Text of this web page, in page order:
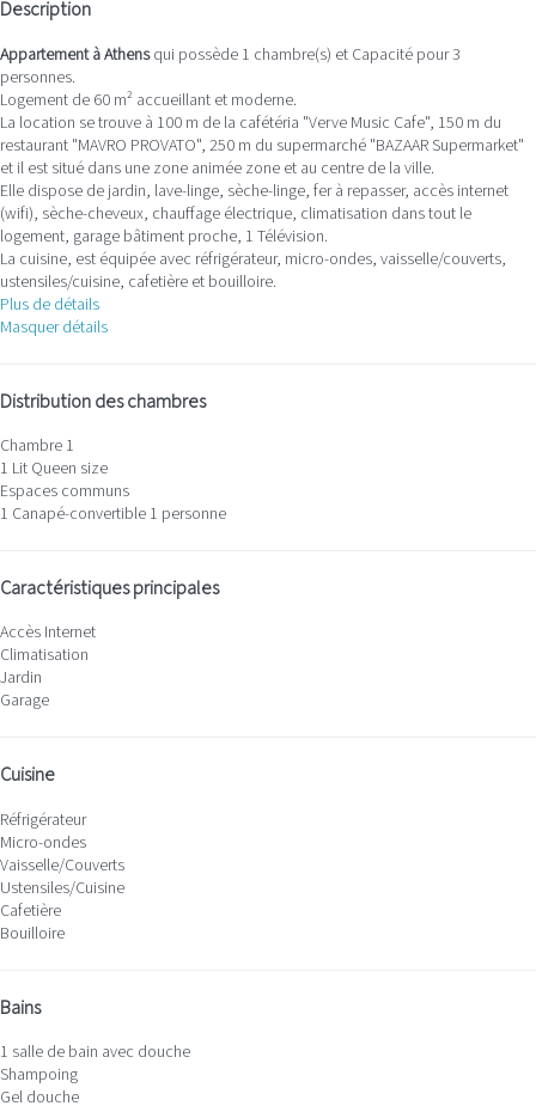
Description
Appartement à Athensqui possède 1 chambre(s) et Capacité pour 3
personnes.
Logement de 60 m² accueillant et moderne.
La location se trouve à 100 m de la cafétéria "Verve Music Cafe", 150 m du
restaurant "MAVRO PROVATO", 250 m du supermarché "BAZAAR Supermarket"
et il est situé dans une zone animée zone et au centre de la ville.
Elle dispose de jardin, lave-linge, sèche-linge, fer à repasser, accès internet
(wifi), sèche-cheveux, chauffage électrique, climatisation dans tout le
logement, garage bâtiment proche, 1 Télévision.
La cuisine, est équipée avec réfrigérateur, micro-ondes, vaisselle/couverts,
ustensiles/cuisine, cafetière et bouilloire.
Plus de détails
Masquer détails
Distribution des chambres
Chambre 1
1 Lit Queen size
Espaces communs
1 Canapé-convertible 1 personne
Caractéristiques principales
Accès Internet
Climatisation
Jardin
Garage
Cuisine
Réfrigérateur
Micro-ondes
Vaisselle/Couverts
Ustensiles/Cuisine
Cafetière
Bouilloire
Bains
1 salle de bain avec douche
Shampoing
Gel douche